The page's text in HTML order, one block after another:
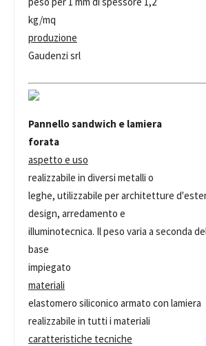
kg/mq
produzione
Gaudenzi srl
Pannello sandwich e lamiera
forata
aspetto e uso
realizzabile in diversi metalli o
leghe, utilizzabile per architetture
design, arredamento e
illuminotecnica. Il peso varia a seconda
base
impiegato
materiali
elastomero siliconico armato con lamiera
realizzabile in tutti i materiali
caratteristiche tecniche